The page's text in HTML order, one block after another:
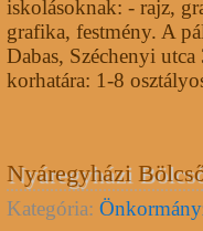
iskolásoknak: - rajz,
grafika, festmény. A
Dabas, Széchenyi
korhatára: 1-8
Nyáregyházi
Kategória: